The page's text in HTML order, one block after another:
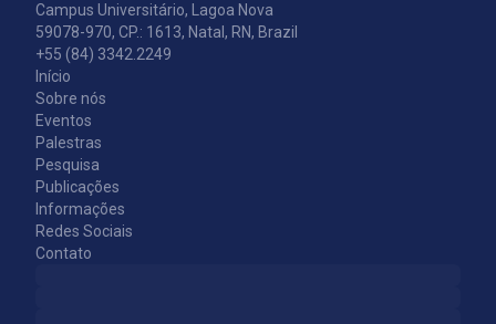
Campus Universitário, Lagoa Nova
59078-970, CP.: 1613, Natal, RN, Brazil
+55 (84) 3342.2249
Início
Sobre nós
Eventos
Palestras
Pesquisa
Publicações
Informações
Redes Sociais
Contato